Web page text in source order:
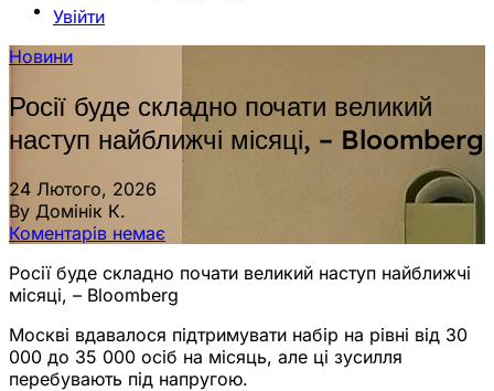
Увійти
Новини
Росії буде складно почати великий
наступ найближчі місяці, – Bloomberg
24 Лютого, 2026
By Домінік К.
Коментарів немає
Росії буде складно почати великий наступ найближчі
місяці, – Bloomberg
Москві вдавалося підтримувати набір на рівні від 30
000 до 35 000 осіб на місяць, але ці зусилля
перебувають під напругою.